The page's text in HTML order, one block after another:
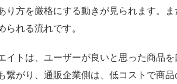
り方を厳格にする動きが見られます。
れる流れです。
イトは、ユーザーが良いと思った商品
繋がり、通販企業側は、低コストで商